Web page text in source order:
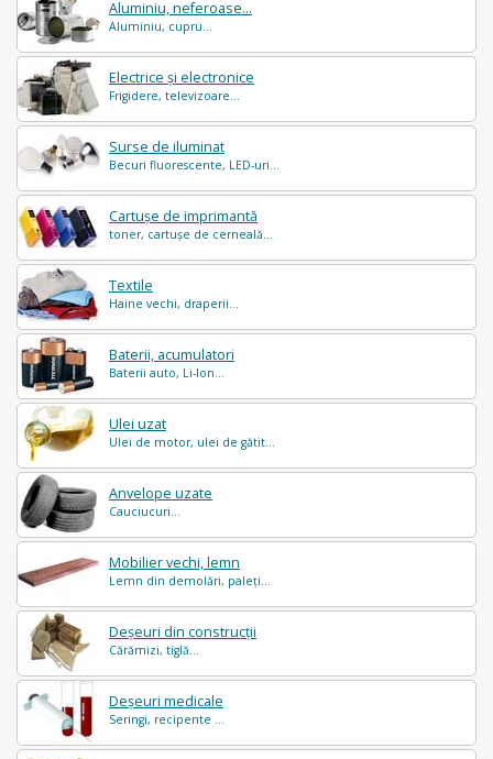
Aluminiu, neferoase...
Aluminiu, cupru...
Electrice și electronice
Frigidere, televizoare...
Surse de iluminat
Becuri fluorescente, LED-uri...
Cartușe de imprimantă
toner, cartușe de cerneală...
Textile
Haine vechi, draperii...
Baterii, acumulatori
Baterii auto, Li-Ion...
Ulei uzat
Ulei de motor, ulei de gătit...
Anvelope uzate
Cauciucuri...
Mobilier vechi, lemn
Lemn din demolări, paleți...
Deșeuri din construcții
Cărămizi, tiglă...
Deșeuri medicale
Seringi, recipente ...